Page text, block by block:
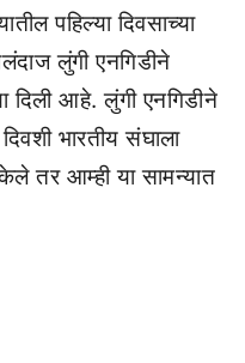
पहिल्या दिवसाच्या
लुंगी एनगिडीने
आहे. लुंगी एनगिडीने
भारतीय संघाला
आम्ही या सामन्यात